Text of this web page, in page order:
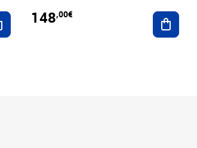
Ajouter au panier
148,00€